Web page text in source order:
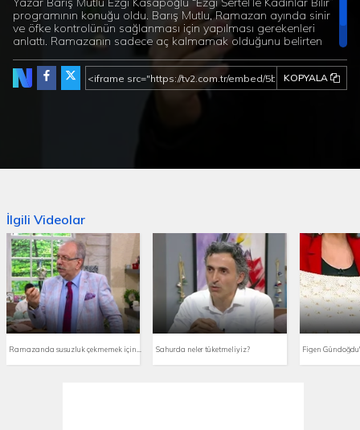
programının konuğu oldu. Barış Mutlu, Ramazan ayında sinir
ve öfke kontrolünün sağlanması için yapılması gerekenleri
anlattı. Ramazanın sadece aç kalmamak olduğunu belirten
Mutlu, sinir ve öfke kontrolünün sağlanması için tavsiyelerde
bulundu.
KOPYALA
İlgili Videolar
Sahurda neler tüketmeliyiz?